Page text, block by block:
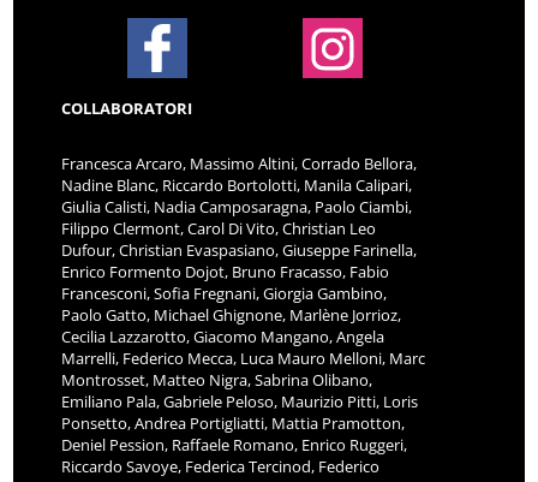
COLLABORATORI
Francesca Arcaro, Massimo Altini, Corrado Bellora,
Nadine Blanc, Riccardo Bortolotti, Manila Calipari,
Giulia Calisti, Nadia Camposaragna, Paolo Ciambi,
Filippo Clermont, Carol Di Vito, Christian Leo
Dufour, Christian Evaspasiano, Giuseppe Farinella,
Enrico Formento Dojot, Bruno Fracasso, Fabio
Francesconi, Sofia Fregnani, Giorgia Gambino,
Paolo Gatto, Michael Ghignone, Marlène Jorrioz,
Cecilia Lazzarotto, Giacomo Mangano, Angela
Marrelli, Federico Mecca, Luca Mauro Melloni, Marc
Montrosset, Matteo Nigra, Sabrina Olibano,
Emiliano Pala, Gabriele Peloso, Maurizio Pitti, Loris
Ponsetto, Andrea Portigliatti, Mattia Pramotton,
Deniel Pession, Raffaele Romano, Enrico Ruggeri,
Riccardo Savoye, Federica Tercinod, Federico